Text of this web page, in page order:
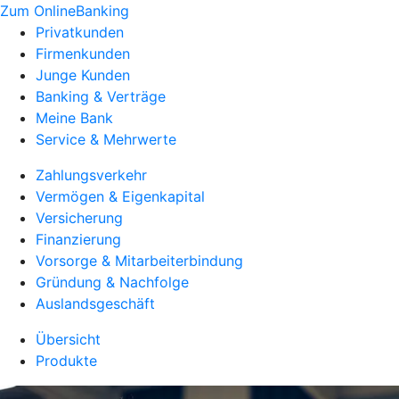
Zum OnlineBanking
Privatkunden
Firmenkunden
Junge Kunden
Banking & Verträge
Meine Bank
Service & Mehrwerte
Zahlungsverkehr
Vermögen & Eigenkapital
Versicherung
Finanzierung
Vorsorge & Mitarbeiterbindung
Gründung & Nachfolge
Auslandsgeschäft
Übersicht
Produkte